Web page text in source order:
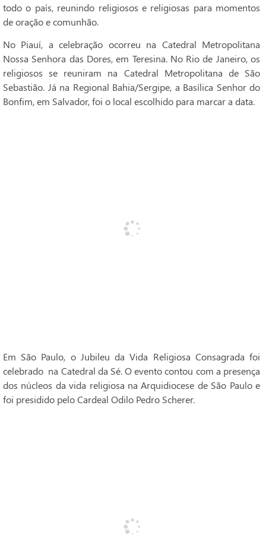
todo o país, reunindo religiosos e religiosas para momentos
de oração e comunhão.
No Piauí, a celebração ocorreu na Catedral Metropolitana
Nossa Senhora das Dores, em Teresina. No Rio de Janeiro, os
religiosos se reuniram na Catedral Metropolitana de São
Sebastião. Já na Regional Bahia/Sergipe, a Basílica Senhor do
Bonfim, em Salvador, foi o local escolhido para marcar a data.
Em São Paulo, o Jubileu da Vida Religiosa Consagrada foi
celebrado na Catedral da Sé. O evento contou com a presença
dos núcleos da vida religiosa na Arquidiocese de São Paulo e
foi presidido pelo Cardeal Odilo Pedro Scherer.